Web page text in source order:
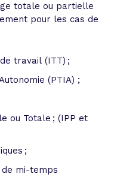
totale ou partielle
pour les cas de
travail (ITT) ;
(PTIA) ;
ou Totale ; (IPP et
;
mi-temps